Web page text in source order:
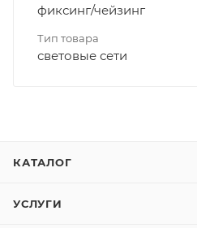
фиксинг/чейзинг
Тип товара
световые сети
КАТАЛОГ
УСЛУГИ